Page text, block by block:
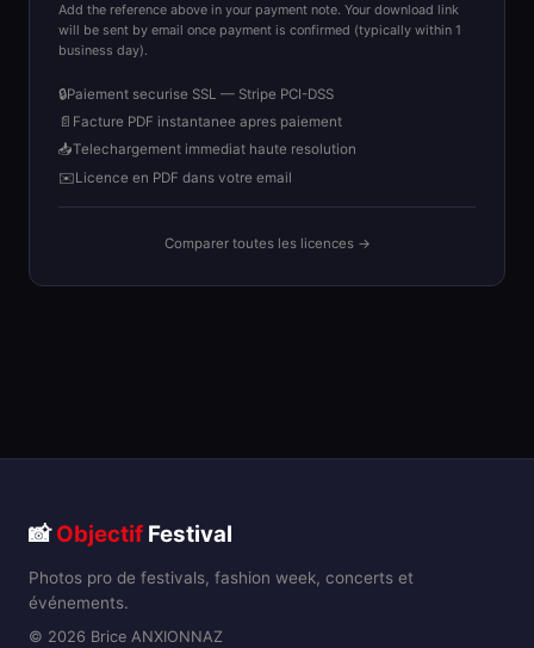
Add the reference above in your payment note. Your download link
will be sent by email once payment is confirmed (typically within 1
business day).
🔒Paiement securise SSL — Stripe PCI-DSS
📄 Facture PDF instantanee apres paiement
📥Telechargement immediat haute resolution
✉️Licence en PDF dans votre email
Comparer toutes les licences →
📸Objectif Festival
Photos pro de festivals, fashion week, concerts et
événements.
© 2026 Brice ANXIONNAZ